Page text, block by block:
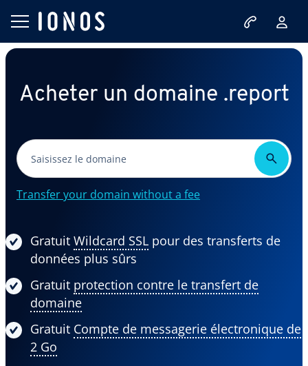
Acheter un domaine .report
Transfer your domain without a fee
Gratuit Wildcard SSL pour des transferts de
données plus sûrs
Gratuit protection contre le transfert de
domaine
Gratuit Compte de messagerie électronique de
2 Go